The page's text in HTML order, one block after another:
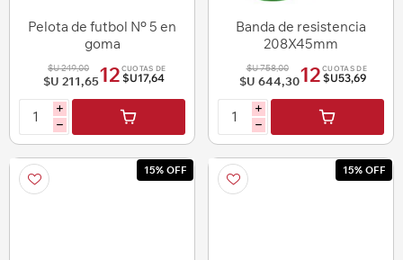
Pelota de futbol Nº 5 en
goma
$U 249,00
$U 211,6512 CUOTAS DE
$U17,64
i
h
Banda de resistencia
208X45mm
$U 758,00
$U 644,3012 CUOTAS DE
$U53,69
i
h
15% OFF 15% OFF